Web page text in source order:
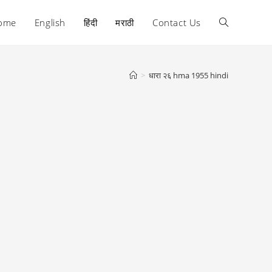
English हिंदी मराठी Contact Us Toggle
> धारा २६ hma 1955 hindi